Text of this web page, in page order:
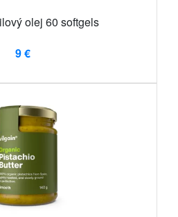
olej 60 softgels
9 €